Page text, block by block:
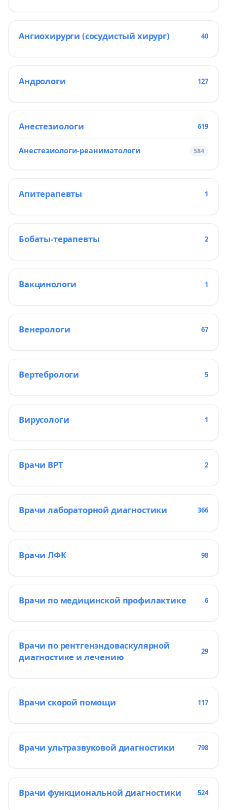
Ангиохирурги (сосудистый хирург) 40
Андрологи 127
Анестезиологи 619
Анестезиологи-реаниматологи 584
Апитерапевты 1
Бобаты-терапевты 2
Вакцинологи 1
Венерологи 67
Вертебрологи 5
Вирусологи 1
Врачи ВРТ 2
Врачи лабораторной диагностики 366
Врачи ЛФК 98
Врачи по медицинской профилактике 6
Врачи по рентгенэндоваскулярной
диагностике и лечению
29
Врачи скорой помощи 117
Врачи ультразвуковой диагностики 798
Врачи функциональной диагностики 524